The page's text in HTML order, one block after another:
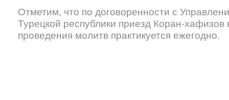
Отметим, что по договоренности с
Турецкой республики приезд Коран-хафизов
проведения молитв практикуется ежегодно.